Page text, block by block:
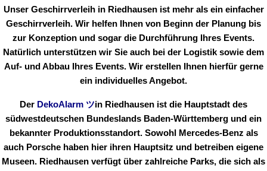
Unser Geschirrverleih in Riedhausen ist mehr als ein einfacher
Geschirrverleih. Wir helfen Ihnen von Beginn der Planung bis
zur Konzeption und sogar die Durchführung Ihres Events.
Natürlich unterstützen wir Sie auch bei der Logistik sowie dem
Auf- und Abbau Ihres Events. Wir erstellen Ihnen hierfür gerne
ein individuelles Angebot.
Der DekoAlarm ツin Riedhausen ist die Hauptstadt des
südwestdeutschen Bundeslands Baden-Württemberg und ein
bekannter Produktionsstandort. Sowohl Mercedes-Benz als
auch Porsche haben hier ihren Hauptsitz und betreiben eigene
Museen. Riedhausen verfügt über zahlreiche Parks, die sich als